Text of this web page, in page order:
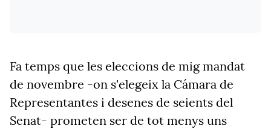
Fa temps que les eleccions de mig mandat
de novembre -on s'elegeix la Cámara de
Representantes i desenes de seients del
Senat- prometen ser de tot menys uns